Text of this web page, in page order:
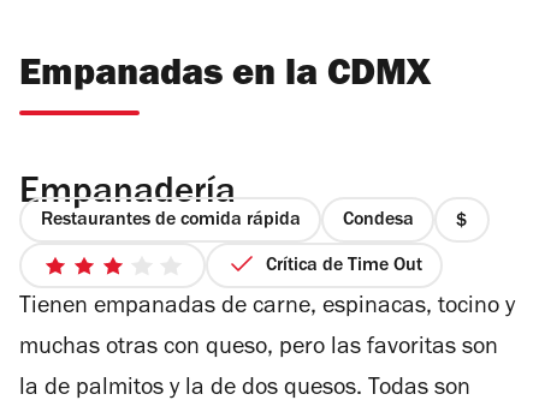
Empanadas en la CDMX
Empanadería
Restaurantes de comida rápida Condesa
precio
4
3
de
5
Crítica de Time Out
Tienen empanadas de carne, espinacas, tocino y
muchas otras con queso, pero las favoritas son
la de palmitos y la de dos quesos. Todas son